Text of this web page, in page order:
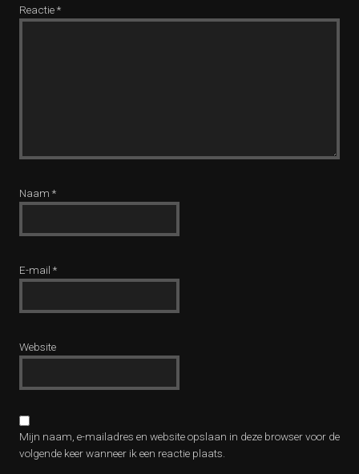
Reactie*
Naam *
E-mail *
Website
Mijn naam, e-mailadres en website opslaan in deze browser voor de
volgende keer wanneer ik een reactie plaats.